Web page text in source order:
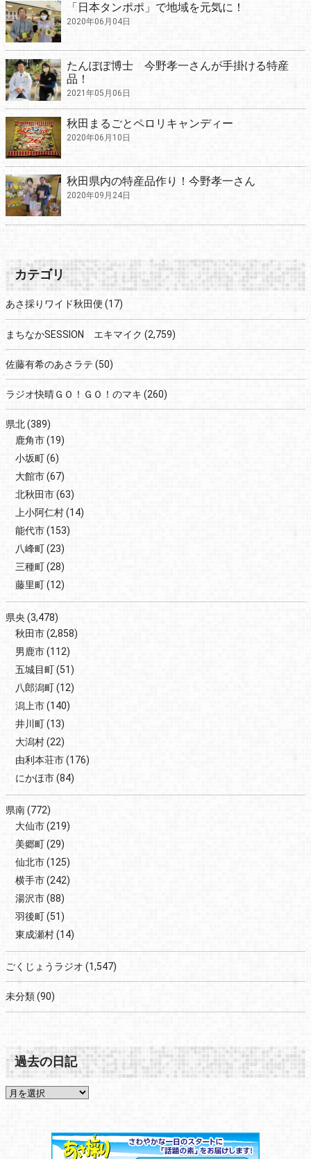
「日本タンポポ」で地域を元気に！
2020年06月04日
たんぽぽ博士 今野孝一さんが手掛ける特産
品！
2021年05月06日
秋田まるごとペロリキャンディー
2020年06月10日
秋田県内の特産品作り！今野孝一さん
2020年09月24日
カテゴリ
あさ採りワイド秋田便 (17)
まちなかSESSION エキマイク (2,759)
佐藤有希のあさラテ (50)
ラジオ快晴ＧＯ！ＧＯ！のマキ (260)
県北(389)
鹿角市(19)
小坂町(6)
大館市(67)
北秋田市(63)
上小阿仁村(14)
能代市(153)
八峰町(23)
三種町(28)
藤里町(12)
県央(3,478)
秋田市(2,858)
男鹿市(112)
五城目町(51)
八郎潟町(12)
潟上市(140)
井川町(13)
大潟村(22)
由利本荘市(176)
にかほ市(84)
県南(772)
大仙市(219)
美郷町(29)
仙北市(125)
横手市(242)
湯沢市(88)
羽後町(51)
東成瀬村(14)
ごくじょうラジオ (1,547)
未分類(90)
過去の日記